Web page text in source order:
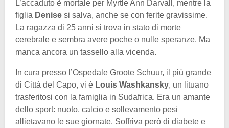
L’accaduto è mortale per Myrtle Ann Darvall, mentre la
figlia Denise si salva, anche se con ferite gravissime.
La ragazza di 25 anni si trova in stato di morte
cerebrale e sembra avere poche o nulle speranze. Ma
manca ancora un tassello alla vicenda.
In cura presso l’Ospedale Groote Schuur, il più grande
di Città del Capo, vi è Louis Washkansky, un lituano
trasferitosi con la famiglia in Sudafrica. Era un amante
dello sport: nuoto, calcio e sollevamento pesi
allietavano le sue giornate. Soffriva però di diabete e